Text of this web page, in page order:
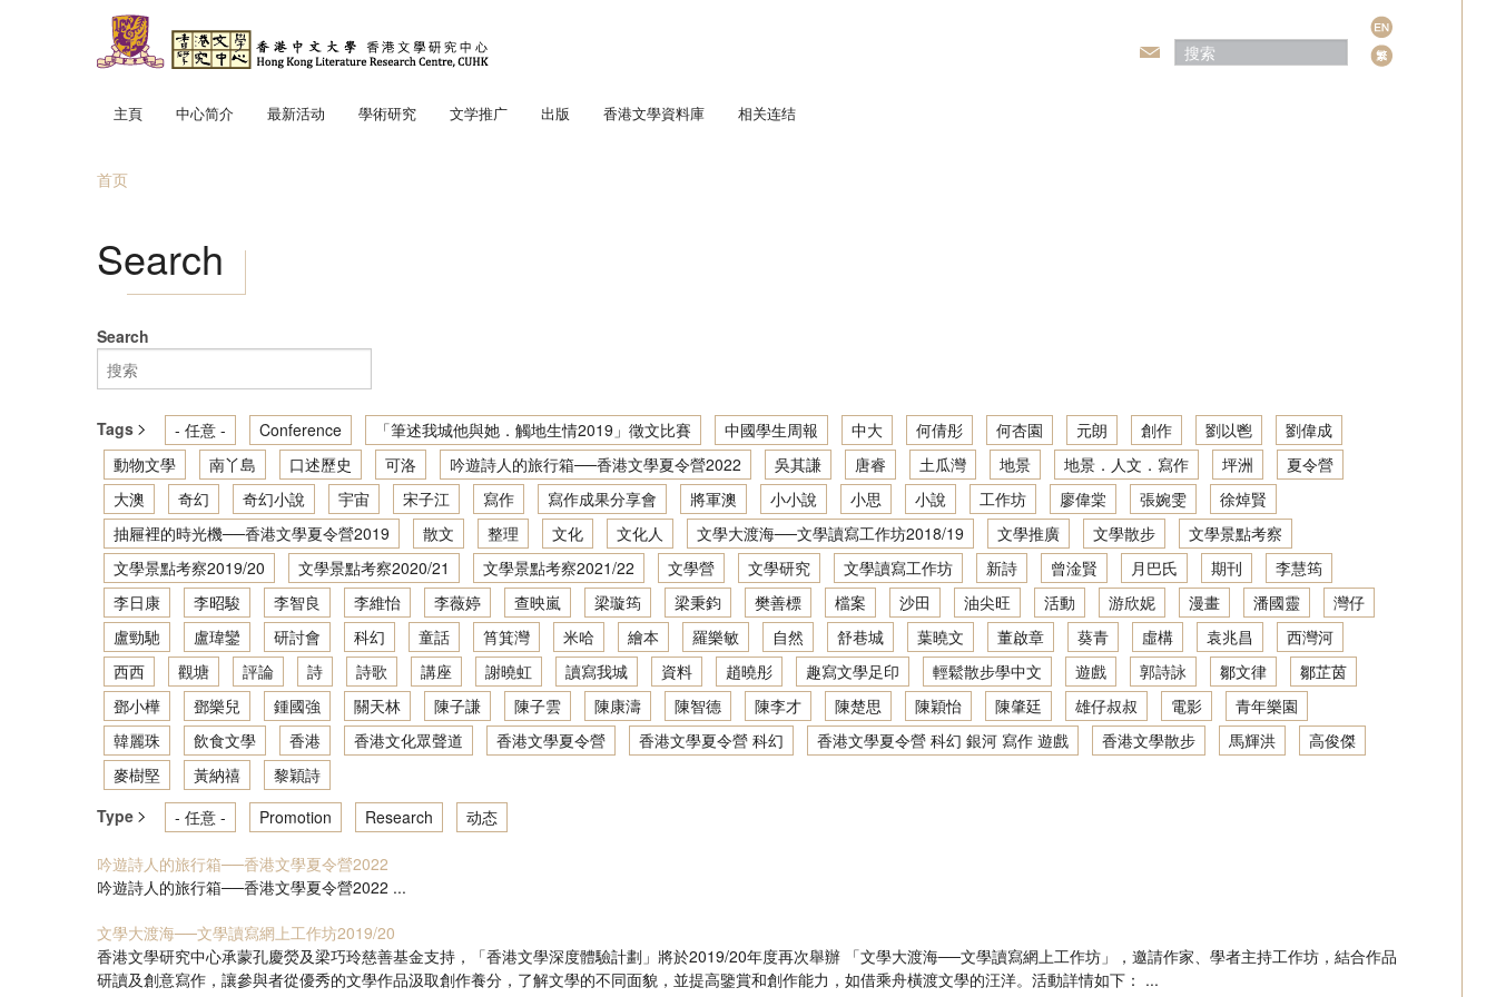
语
主頁
中心简介
最新活动 學術研究
文学推广
地景．人文．寫作：中學生社區文學導覽繪本創作集
地景．人文．寫作：中學生社區文學導覽資料及創作集
地景．人文．寫作：創意寫作坊2021／22
地景．人文．寫作：創意寫作坊2022／23
地景．人文．寫作：繪本製作班2022／23
筆述我城他與她：初中學生文學景點考察2018／19
寫作成果分享會 2015/16
讀寫我城：初中學生文學景點考察 2015/16
文學大渡海──文學讀寫網上工作坊2021/22
香港文學深度體驗：文學景點考察2020/21
文學大渡海──文學讀寫網上工作坊2020/21
香港文學深度體驗：文學景點考察2019/20
文學大渡海──文學讀寫網上工作坊2019/20
香港文學深度體驗：文學景點考察2018/19
文學大渡海──文學讀寫工作坊2018/19
文學景點考察2016/17
出版
香港文學資料庫 相关连结
当前位置
首页
Search
Search
Tags - 任意 - Conference 「筆述我城他與她．觸地生情2019」徵文比賽 中國學生周報 中大 何倩彤 何杏園 元朗 創作 劉以鬯
劉偉成
動物文學
南丫島 口述歷史 可洛 吟遊詩人的旅行箱──香港文學夏令營2022 吳其謙 唐睿 土瓜灣 地景 地景．人文．寫作 坪洲
夏令營
大澳
奇幻 奇幻小說 宇宙 宋子江 寫作 寫作成果分享會 將軍澳 小小說 小思 小說 工作坊 廖偉棠 張婉雯
徐焯賢
抽屜裡的時光機──香港文學夏令營2019
散文 整理 文化 文化人 文學大渡海──文學讀寫工作坊2018/19 文學推廣 文學散步
文學景點考察
文學景點考察2019/20
文學景點考察2020/21 文學景點考察2021/22 文學營 文學研究 文學讀寫工作坊 新詩 曾淦賢 月巴氏 期刊
李慧筠
李日康
李昭駿 李智良 李維怡 李薇婷 查映嵐 梁璇筠 梁秉鈞 樊善標 檔案 沙田 油尖旺 活動 游欣妮 漫畫 潘國靈
灣仔
盧勁馳
盧瑋鑾 研討會 科幻 童話 筲箕灣 米哈 繪本 羅樂敏 自然 舒巷城 葉曉文 董啟章 葵青 虛構 袁兆昌
西灣河
西西
觀塘 評論 詩 詩歌 講座 謝曉虹 讀寫我城 資料 趙曉彤 趣寫文學足印 輕鬆散步學中文 遊戲 郭詩詠 鄒文律
鄒芷茵
鄧小樺
鄧樂兒 鍾國強 關天林 陳子謙 陳子雲 陳康濤 陳智德 陳李才 陳楚思 陳穎怡 陳肇廷 雄仔叔叔 電影
青年樂園
韓麗珠
飲食文學 香港 香港文化眾聲道 香港文學夏令營 香港文學夏令營 科幻 香港文學夏令營 科幻 銀河 寫作 遊戲 香港文學散步 馬輝洪
高俊傑
麥樹堅
黃納禧
黎穎詩
Type
- 任意 - Promotion Research 动态
吟遊詩人的旅行箱──香港文學夏令營2022
吟遊詩人的旅行箱──香港文學夏令營2022 ...
文學大渡海──文學讀寫網上工作坊2019/20
香港文學研究中心承蒙孔慶熒及梁巧玲慈善基金支持，「香港文學深度體驗計劃」將於2019/20年度再次舉辦 「文學大渡海──文學讀寫網上工作坊」，邀請作家、學者主持工作坊，結合作品
研讀及創意寫作，讓參與者從優秀的文學作品汲取創作養分，了解文學的不同面貌，並提高鑒賞和創作能力，如借乘舟橫渡文學的汪洋。活動詳情如下： ...